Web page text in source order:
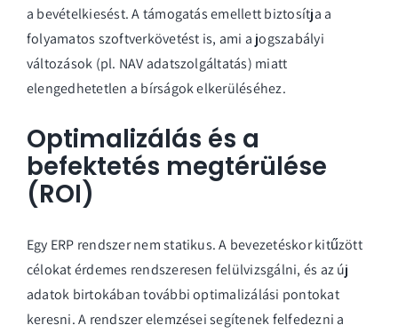
a bevételkiesést. A támogatás emellett biztosítja a
folyamatos szoftverkövetést is, ami a jogszabályi
változások (pl. NAV adatszolgáltatás) miatt
elengedhetetlen a bírságok elkerüléséhez.
Optimalizálás és a
befektetés megtérülése
(ROI)
Egy ERP rendszer nem statikus. A bevezetéskor kitűzött
célokat érdemes rendszeresen felülvizsgálni, és az új
adatok birtokában további optimalizálási pontokat
keresni. A rendszer elemzései segítenek felfedezni a